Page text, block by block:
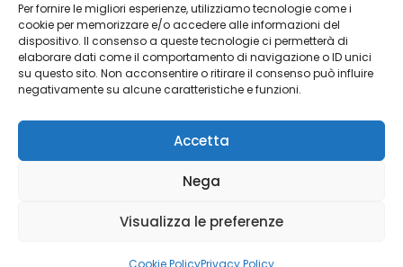
Per fornire le migliori esperienze, utilizziamo tecnologie come i
cookie per memorizzare e/o accedere alle informazioni del
dispositivo. Il consenso a queste tecnologie ci permetterà di
elaborare dati come il comportamento di navigazione o ID unici
su questo sito. Non acconsentire o ritirare il consenso può influire
negativamente su alcune caratteristiche e funzioni.
Accetta
Nega
Visualizza le preferenze
Cookie PolicyPrivacy Policy
© 2026 Avis Comunale Mestre - Marghera. Tutti i
diritti riservati